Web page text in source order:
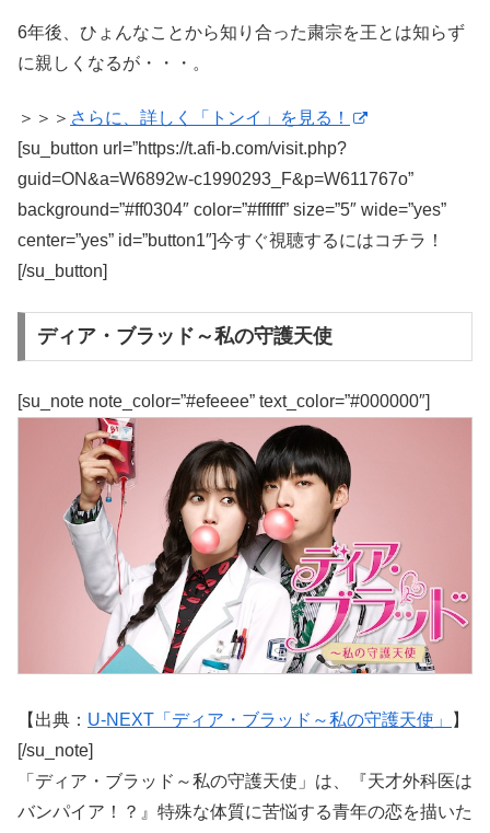
6年後、ひょんなことから知り合った粛宗を王とは知らず
に親しくなるが・・・。
＞＞＞ さらに、詳しく「トンイ」を見る！
[su_button url=”https://t.afi-b.com/visit.php?
guid=ON&a=W6892w-c1990293_F&p=W611767o”
background=”#ff0304″ color=”#ffffff” size=”5″ wide=”yes”
center=”yes” id=”button1″]今すぐ視聴するにはコチラ！
[/su_button]
ディア・ブラッド～私の守護天使
[su_note note_color=”#efeeee” text_color=”#000000″]
【出典： U-NEXT「ディア・ブラッド～私の守護天使」
】
[/su_note]
「ディア・ブラッド～私の守護天使」は、『天才外科医は
バンパイア！？』特殊な体質に苦悩する青年の恋を描いた